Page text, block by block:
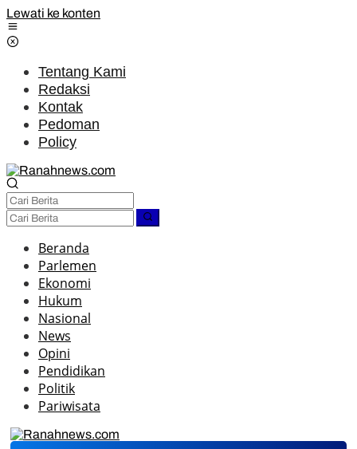
Lewati ke konten
Tentang Kami
Redaksi
Kontak
Pedoman
Policy
Beranda
Parlemen
Ekonomi
Hukum
Nasional
News
Opini
Pendidikan
Politik
Pariwisata